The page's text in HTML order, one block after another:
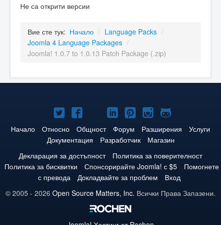
Не са открити версии
Вие сте тук: Начало / Language Packs /
Joomla 4 Language Packages /
Joomla! 1.0.7 to 1.0.13 Patch Package (.zip)
Joomla!
в
Twitter
Joomla!
във
Facebook
Joomla!
в
YouTube
Joomla!
в
LinkedIn
Joomla!
в
Pinterest
Joomla!
в
Instagram
Joomla!
в
GitHub
Начало Относно Общност Форум Разширения
Услуги
Документация
Разработчик
Магазин
Декларация за достъпност
Политика за поверителност
Политика за бисквитки
Спонсорирайте Joomla! с $5
Помогнете
с превода
Докладвайте за проблем
Вход
© 2005 - 2026 Open Source Matters, Inc. Всички Права Запазени.